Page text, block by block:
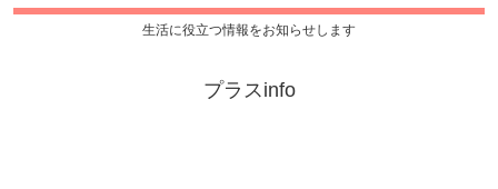
生活に役立つ情報をお知らせします
プラスinfo